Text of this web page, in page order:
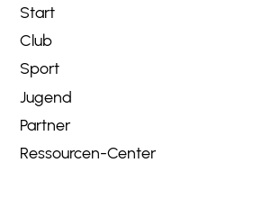
Start
Club
Sport
Jugend
Partner
Ressourcen-Center